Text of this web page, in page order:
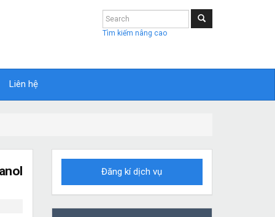
Tìm kiếm nâng cao
Liên hệ
Đăng kí dịch vụ